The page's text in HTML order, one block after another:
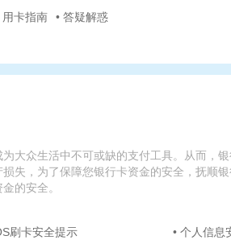
用卡指南 • 答疑解惑
大众生活中不可或缺的支付工具。从而，
失，为了保障您银行卡资金的安全，抚顺
的安全。
刷卡安全提示
• 个人信息